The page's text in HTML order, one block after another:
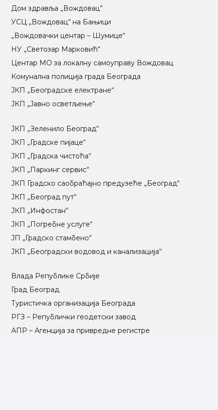
Дом здравља „Вождовац”
УСЦ „Вождовац“ на Бањици
„Вождовачки центар – Шумице“
НУ „Светозар Марковић“
Центар МO за локалну самоуправу Вождовац
Комунална полиција града Београда
ЈКП „Београдске електране“
ЈКП „Јавно осветљење“
ЈКП „Зеленило Београд“
ЈКП „Градске пијаце“
ЈКП „Градска чистоћа“
ЈКП „Паркинг сервис“
ЈКП Градско саобраћајно предузеће „Београд“
ЈКП „Београд пут“
ЈКП „Инфостан“
ЈКП „Погребне услуге“
ЈП „Градско стамбено“
ЈКП „Београдски водовод и канализација“
Влада Републике Србије
Град Београд
Туристичка организација Београда
РГЗ – Републички геодетски завод
АПР – Агенција за привредне регистре